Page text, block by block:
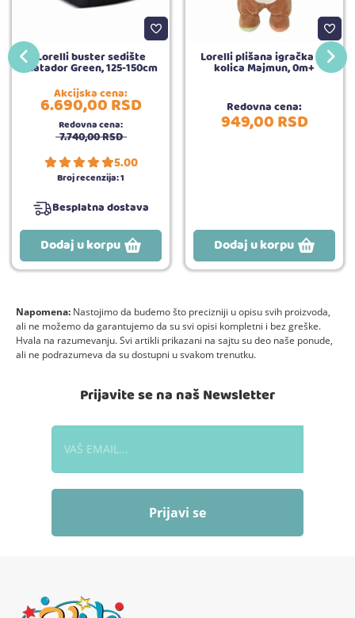
Lorelli buster sedište
Matador Green, 125-150cm
Akcijska cena:
6.690,00RSD
Redovna cena:
7.740,00RSD
5.00
Broj recenzija:1
Besplatna dostava
Dodaj u korpu
Lorelli plišana igračka za
kolica Majmun, 0m+
Redovna cena:
949,00RSD
Dodaj u korpu
Napomena: Nastojimo da budemo što precizniji u opisu svih proizvoda,
ali ne možemo da garantujemo da su svi opisi kompletni i bez greške.
Hvala na razumevanju. Svi artikli prikazani na sajtu su deo naše ponude,
ali ne podrazumeva da su dostupni u svakom trenutku.
Prijavite se na naš Newsletter
Prijavi se